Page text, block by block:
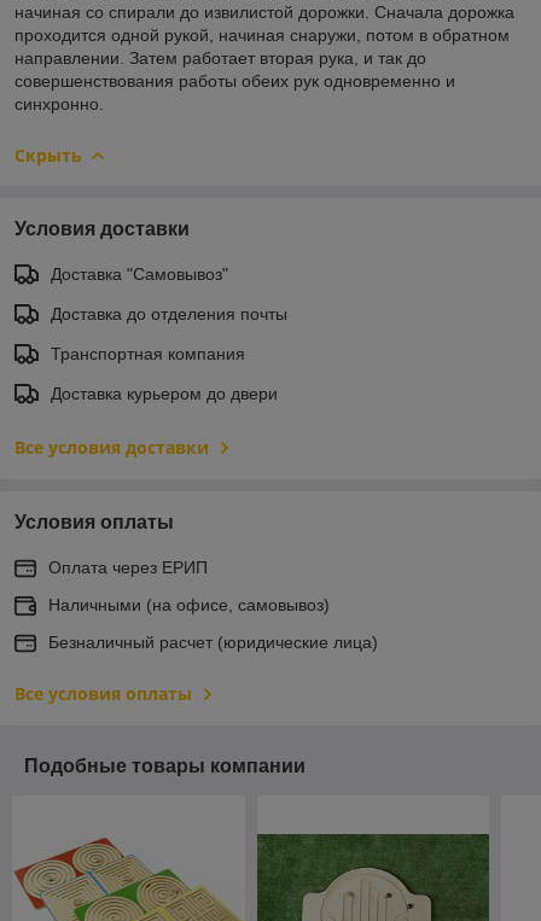
начиная со спирали до извилистой дорожки. Сначала дорожка
проходится одной рукой, начиная снаружи, потом в обратном
направлении. Затем работает вторая рука, и так до
совершенствования работы обеих рук одновременно и
синхронно.
Скрыть
Условия доставки
Доставка "Самовывоз"
Доставка до отделения почты
Транспортная компания
Доставка курьером до двери
Все условия доставки
Условия оплаты
Оплата через ЕРИП
Наличными (на офисе, самовывоз)
Безналичный расчет (юридические лица)
Все условия оплаты
Подобные товары компании